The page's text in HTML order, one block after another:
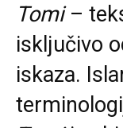
Tomi–
isključivo
iskaza.